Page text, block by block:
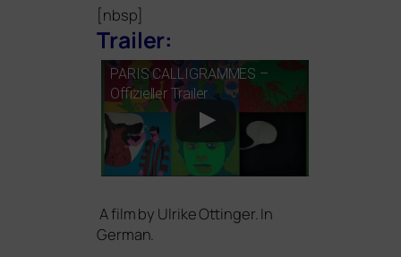
[nbsp]
Trailer:
PARIS CALLIGRAMMES –
Offizieller Trailer
A film by Ulrike Ottinger. In
German.